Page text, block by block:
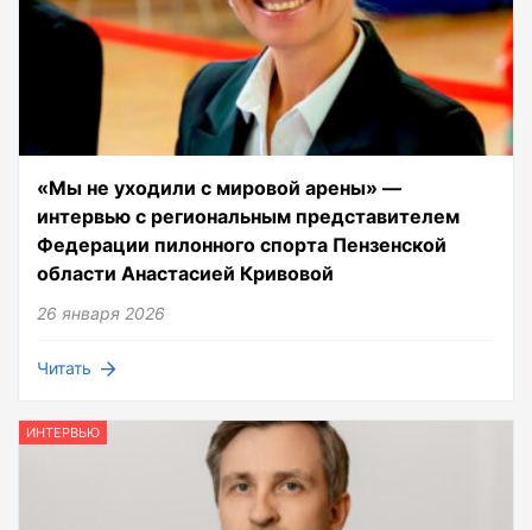
«Мы не уходили с мировой арены» —
интервью с региональным представителем
Федерации пилонного спорта Пензенской
области Анастасией Кривовой
26 января 2026
Читать
ИНТЕРВЬЮ